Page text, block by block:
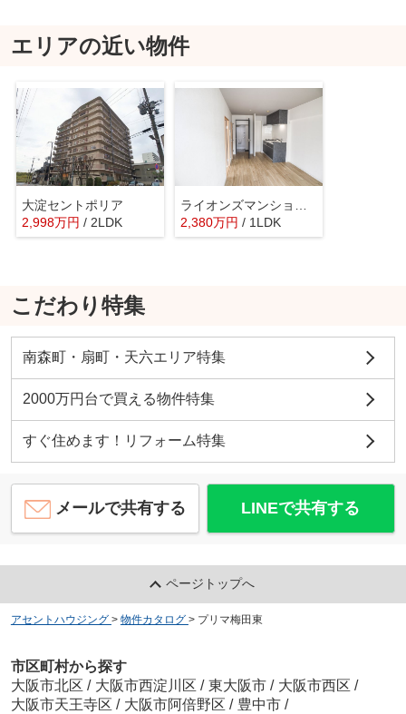
エリアの近い物件
大淀セントポリア
2,998万円 / 2LDK
2,380万円 / 1LDK
こだわり特集
南森町・扇町・天六エリア特集
2000万円台で買える物件特集
すぐ住めます！リフォーム特集
メールで共有する LINEで共有する
ページトップへ
アセントハウジング > 物件カタログ > プリマ梅田東
市区町村から探す
大阪市北区 / 大阪市西淀川区 / 東大阪市 / 大阪市西区 /
大阪市天王寺区 / 大阪市阿倍野区 / 豊中市 /